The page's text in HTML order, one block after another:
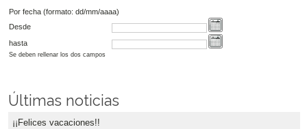
Por fecha (formato: dd/mm/aaaa)
Desde
hasta
Se deben rellenar los dos campos
Últimas noticias
¡¡Felices vacaciones!!